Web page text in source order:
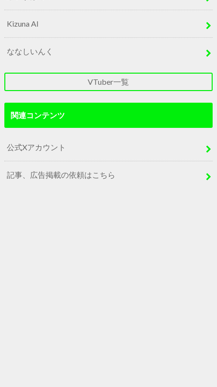
Kizuna AI
ななしいんく
VTuber一覧
関連コンテンツ
公式Xアカウント
記事、広告掲載の依頼はこちら